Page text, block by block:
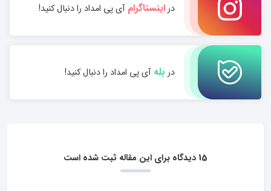
دراینستاگرامآی پی امداد را دنبال کنید!
در بلهآی پی امداد را دنبال کنید!
15 دیدگاه برای این مقاله ثبت شده است